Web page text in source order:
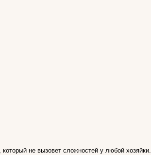
не вызовет сложностей у любой хозяйки.